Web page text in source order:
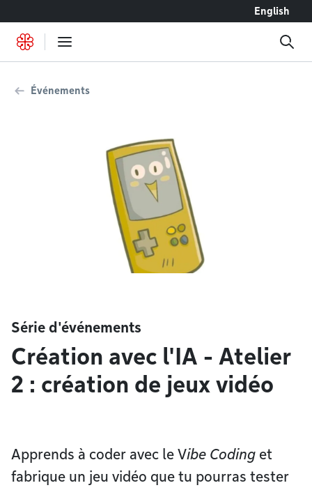
English
Événements
Série d'événements
Création avec l'IA - Atelier
2 : création de jeux vidéo
Apprends à coder avec le Vibe Coding et
fabrique un jeu vidéo que tu pourras tester